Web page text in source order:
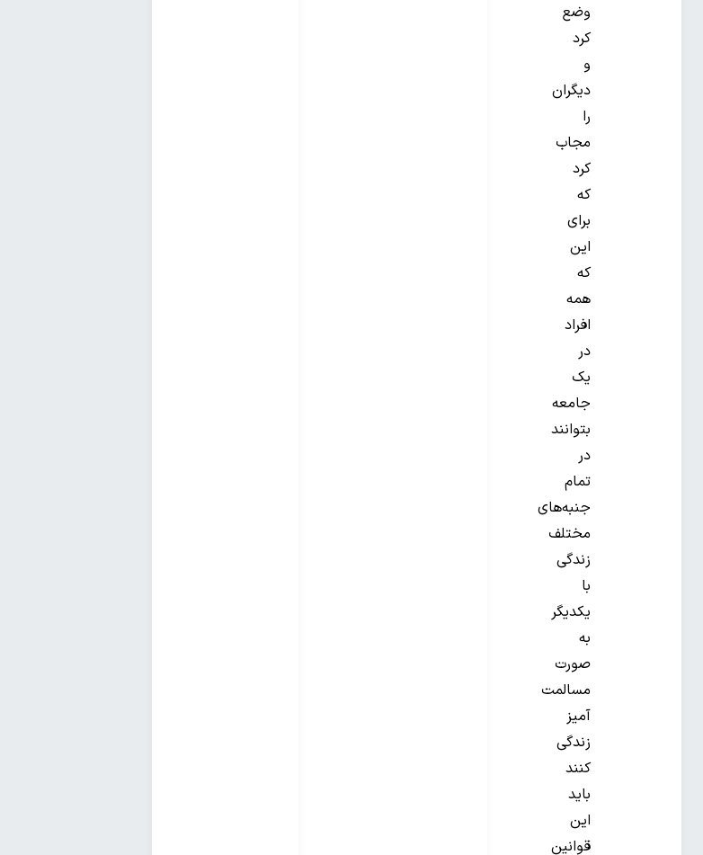
وضع
کرد
و
دیگران
را
مجاب
کرد
که
برای
این
که
همه
افراد
در
یک
جامعه
بتوانند
در
تمام
جنبه‌های
مختلف
زندگی
با
یکدیگر
به
صورت
مسالمت
آمیز
زندگی
کنند
باید
این
قوانین